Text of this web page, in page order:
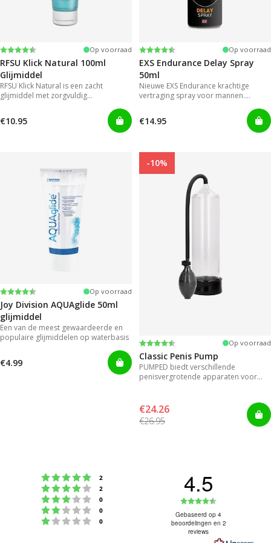
Beoordeling:
4.4 uit 5 sterren Op voorraad
RFSU Klick Natural 100ml
Glijmiddel
RFSU Klick Natural is een zacht
glijmiddel met zorgvuldig
€10.95
Beoordeling:
4.2 uit 5 sterren Op voorraad
EXS Endurance Delay Spray
50ml
Nieuwe EXS Endurance krachtige
vertraging spray voor mannen.
te nemen met gels die onhandig en
rommelig zijn in gebruik.
€14.95
Beoordeling:
4.2 uit 5 sterren Op voorraad
Joy Division AQUAglide 50ml
glijmiddel
Een van de meest gewaardeerde en
populaire glijmiddelen op waterbasis
€4.99
-10%
Beoordeling:
4.3 uit 5 sterren Op voorraad
Classic Penis Pump
PUMPED biedt verschillende
penisvergrotende apparaten voor
€24.26
€26.95
Beoordeling: 5 uit 5 sterren
2
Beoordeling: 4 uit 5 sterren
2
Beoordeling: 3 uit 5 sterren
0
Beoordeling: 2 uit 5 sterren
0
Beoordeling: 1 uit 5 sterren
0
4.5
4.5
uit
Gebaseerd op 4
beoordelingen en 2
reviews